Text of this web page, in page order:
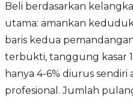
Beli berdasarkan
utama: amankan
baris kedua
terbukti, tanggung kasar
hanya 4-6% diurus sendiri
profesional. Jumlah